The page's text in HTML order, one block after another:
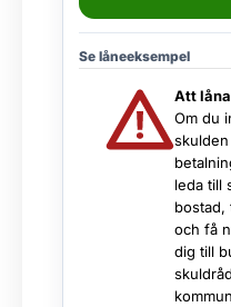
Se låneeksempel
Att
Om du
leda till
bostad,
och få
dig till